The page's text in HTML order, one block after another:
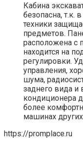
Кабина
безопасна, т.к.
техники
предметов.
расположена с
находится на
регулировки.
управления,
шума,
заднего вида и
кондиционера
более
машинах
https://promplace.ru